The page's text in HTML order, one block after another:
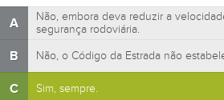
A
Não, embora deva reduzir a
segurança rodoviária.
B Não, o Código da Estrada não
C Sim, sempre.